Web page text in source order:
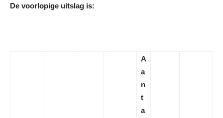
De voorlopige uitslag is:
A
a
n
t
a